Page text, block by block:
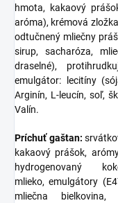
hmota, kakaový
aróma), krémová
odtučnený mliečny
sirup, sacharóza,
draselné),
emulgátor: lecitíny
Arginín, L-leucín, soľ,
Valín.
Príchuť gaštan:
kakaový prášok,
hydrogenovaný
mlieko, emulgátory
mliečna bielkovina,